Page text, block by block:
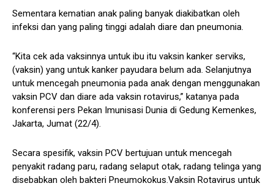
Sementara kematian anak paling banyak diakibatkan oleh
infeksi dan yang paling tinggi adalah diare dan pneumonia.
“Kita cek ada vaksinnya untuk ibu itu vaksin kanker serviks,
(vaksin) yang untuk kanker payudara belum ada. Selanjutnya
untuk mencegah pneumonia pada anak dengan menggunakan
vaksin PCV dan diare ada vaksin rotavirus,” katanya pada
konferensi pers Pekan Imunisasi Dunia di Gedung Kemenkes,
Jakarta, Jumat (22/4).
Secara spesifik, vaksin PCV bertujuan untuk mencegah
penyakit radang paru, radang selaput otak, radang telinga yang
disebabkan oleh bakteri Pneumokokus.Vaksin Rotavirus untuk